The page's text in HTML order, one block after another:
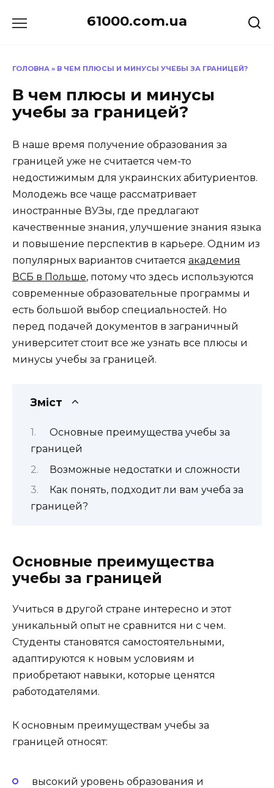
до
61000.com.ua
ГОЛОВНА » В ЧЕМ ПЛЮСЫ И МИНУСЫ УЧЕБЫ ЗА ГРАНИЦЕЙ?
В чем плюсы и минусы
учебы за границей?
В наше время получение образования за
границей уже не считается чем-то
недостижимым для украинских абитуриентов.
Молодежь все чаще рассматривает
иностранные ВУЗы, где предлагают
качественные знания, улучшение знания языка
и повышение перспектив в карьере. Одним из
популярных вариантов считается академия
ВСБ в Польше, потому что здесь используются
современные образовательные программы и
есть большой выбор специальностей. Но
перед подачей документов в заграничный
университет стоит все же узнать все плюсы и
минусы учебы за границей.
Зміст
Основные преимущества учебы за
границей
Возможные недостатки и сложности
Как понять, подходит ли вам учеба за
границей?
Основные преимущества
учебы за границей
Учиться в другой стране интересно и этот
уникальный опыт не сравнится ни с чем.
Студенты становятся самостоятельными,
адаптируются к новым условиям и
приобретают навыки, которые ценятся
работодателями.
К основным преимуществам учебы за
границей относят:
высокий уровень образования и